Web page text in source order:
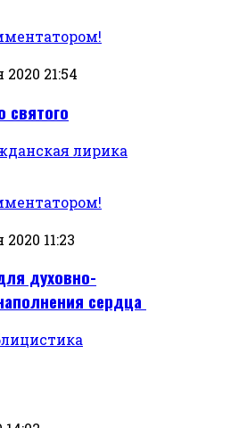
21:54
святого
лирика
11:23
духовно-
сердца